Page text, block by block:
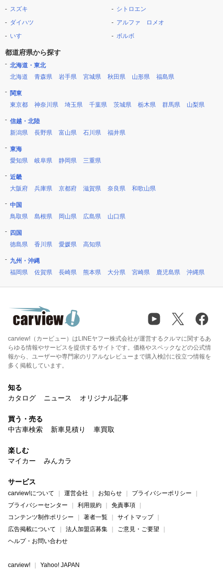
スズキ
ダイハツ
いすゞ
シトロエン
アルファ ロメオ
ボルボ
都道府県から探す
北海道・東北
北海道
青森県 岩手県 宮城県 秋田県 山形県 福島県
関東
東京都
神奈川県 埼玉県 千葉県 茨城県 栃木県 群馬県 山梨県
信越・北陸
新潟県
長野県 富山県 石川県 福井県
東海
愛知県
岐阜県 静岡県 三重県
近畿
大阪府
兵庫県 京都府 滋賀県 奈良県 和歌山県
中国
鳥取県
島根県 岡山県 広島県 山口県
四国
徳島県
香川県 愛媛県 高知県
九州・沖縄
福岡県
佐賀県 長崎県 熊本県 大分県 宮崎県 鹿児島県 沖縄県
carview!（カービュー）はLINEヤフー株式会社が運営するクルマに関するあ
らゆる情報やサービスを提供するサイトです。価格やスペックなどの公式情
報から、ユーザーや専門家のリアルなレビューまで購入検討に役立つ情報を
多く掲載しています。
知る
カタログ
ニュース オリジナル記事
買う・売る
中古車検索
新車見積り 車買取
楽しむ
マイカー
みんカラ
サービス
carview!について 運営会社 お知らせ
プライバシーポリシー
プライバシーセンター
利用規約
免責事項
コンテンツ制作ポリシー
著者一覧
サイトマップ
広告掲載について
法人加盟店募集
ご意見・ご要望
ヘルプ・お問い合わせ
carview! Yahoo! JAPAN